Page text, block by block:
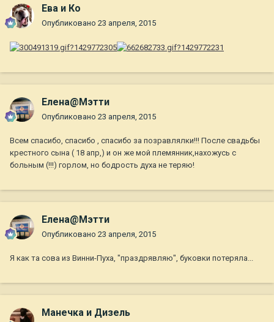
Ева и Ко
Опубликовано 23 апреля, 2015
Елена@Мэтти
Опубликовано 23 апреля, 2015
Всем спасибо, спасибо , спасибо за позравлялки!!! После свадьбы
крестного сына ( 18 апр,) и он же мой племянник,нахожусь с
больным (!!!) горлом, но бодрость духа не теряю!
Елена@Мэтти
Опубликовано 23 апреля, 2015
Я как та сова из Винни-Пуха, "праздрявляю", буковки потеряла...
Манечка и Дизель